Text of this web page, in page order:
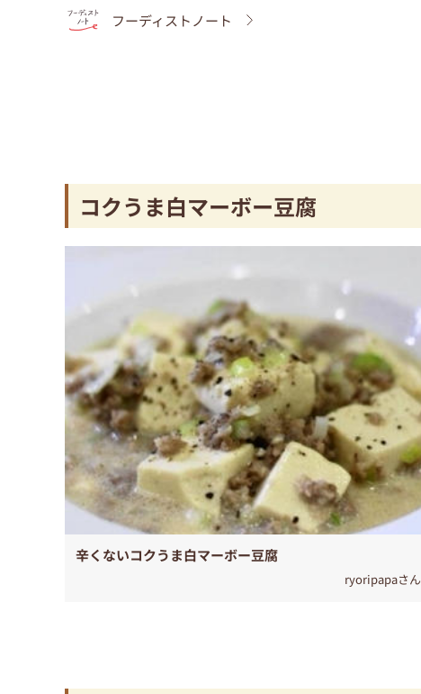
フーディストノート
コクうま白マーボー豆腐
辛くないコクうま白マーボー豆腐
ryoripapaさん